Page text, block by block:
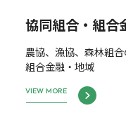
協同組合・組合
農協、漁協、森林組
組合金融・地域
VIEW MORE